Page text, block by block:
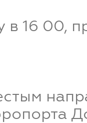
в 16 00,